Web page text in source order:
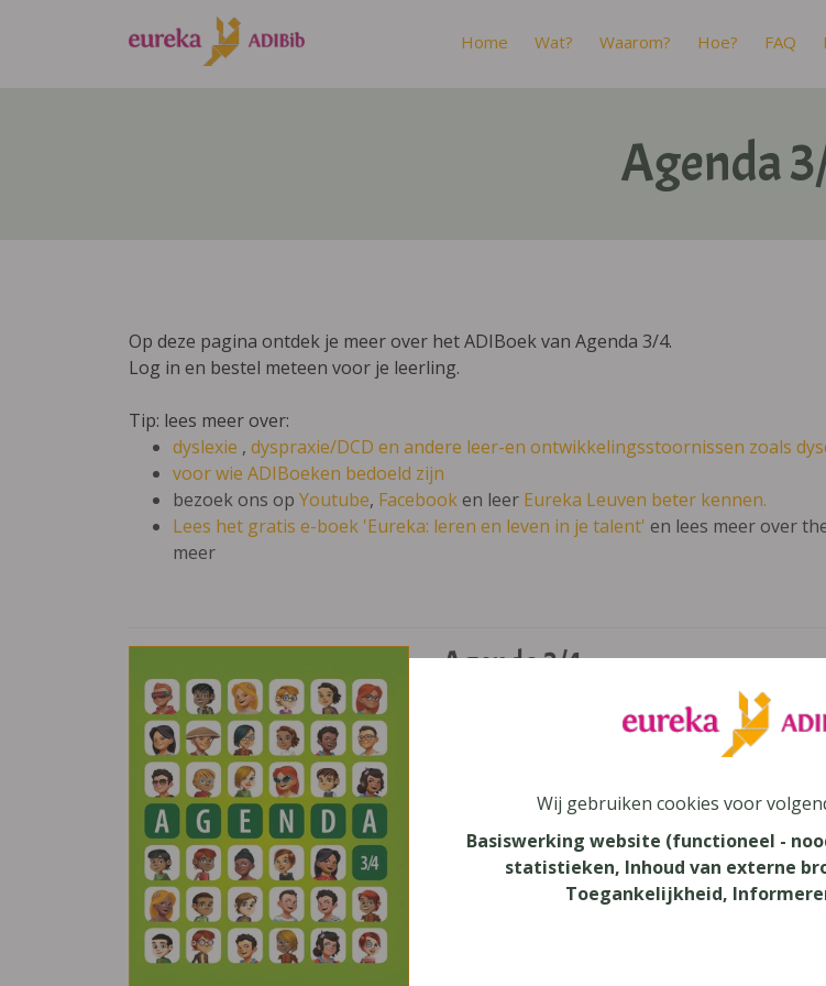
Home Wat? Waarom? Hoe? FAQ
Agenda
Op deze pagina ontdek je meer over het ADIBoek van Agenda 3/4.
Log in en bestel meteen voor je leerling.
Tip: lees meer over:
dyslexie , dyspraxie/DCD en andere leer-en ontwikkelingsstoornissen zoals
voor wie ADIBoeken bedoeld zijn
bezoek ons op Youtube, Facebooken leer Eureka Leuven beter kennen.
Lees het gratis e-boek 'Eureka: leren en leven in je talent' en lees meer over
meer
Agenda 3/4
Uitgeverij
Wij gebruiken cookies voor
Basiswerking website (functioneel -
statistieken, Inhoud van externe
Toegankelijkheid,